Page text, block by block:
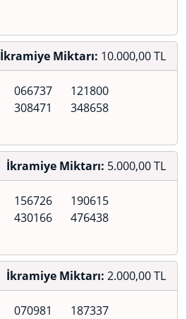
İkramiye Miktarı: 10.000,00 TL
066737
121800
308471
348658
İkramiye Miktarı: 5.000,00 TL
156726
190615
430166
476438
İkramiye Miktarı: 2.000,00 TL
070981
187337